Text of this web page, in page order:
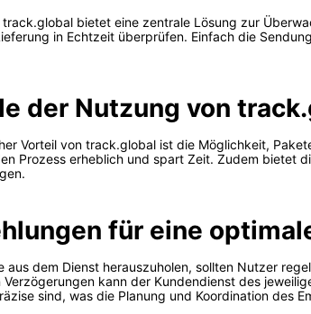
track.global bietet eine zentrale Lösung zur
in Echtzeit überprüfen. Einfach die
der Nutzung von
Vorteil von track.global ist die Möglichkeit,
Prozess erheblich und spart Zeit. Zudem bietet
für eine
aus dem Dienst herauszuholen, sollten Nutzer
Verzögerungen kann der Kundendienst des
sind, was die Planung und Koordination des